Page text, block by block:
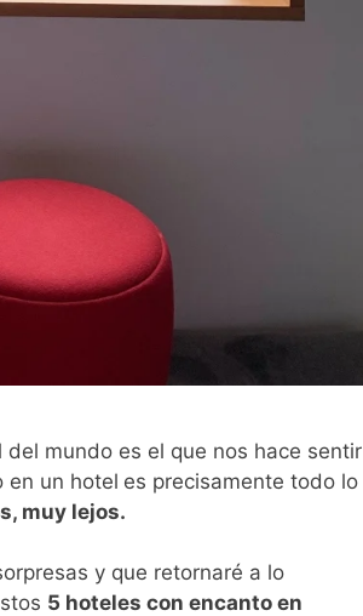
mundo es el que nos hace sentir
en un hotel es precisamente todo lo
muy lejos.
y que retornaré a lo
5 hoteles con encanto en